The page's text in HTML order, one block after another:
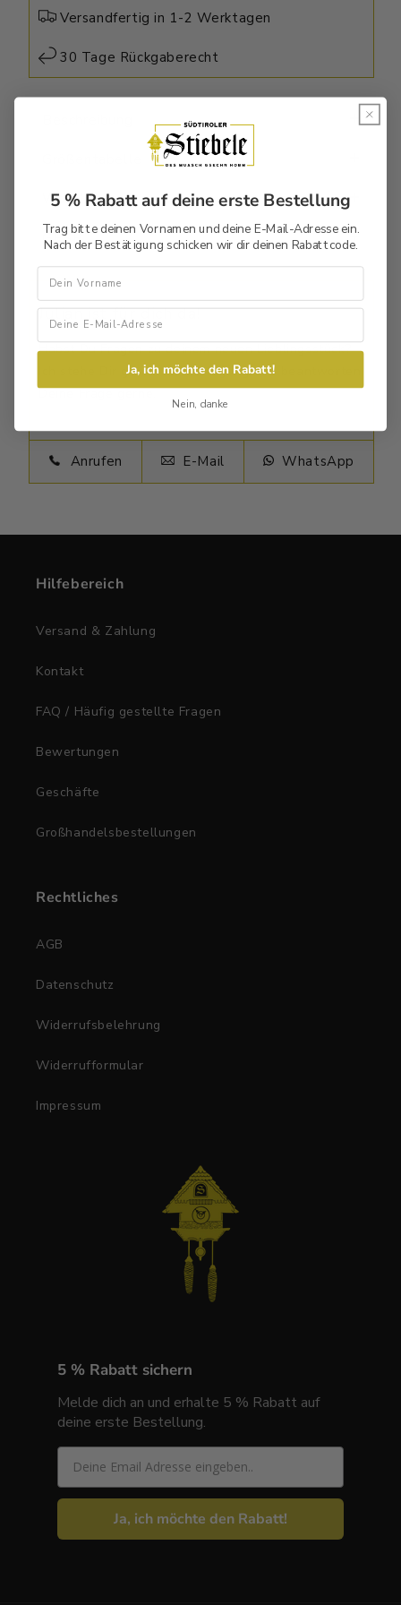
Premium
Premium
Versandfertig in 1-2 Werktagen
30 Tage Rückgaberecht
Waschtipps
GPSR
Julian ist für dich da!
Habst Du Fragen zu deinem neuen Lieblingsstück?
Ich stehe Dir gerne zur Verfügung und beantworten
Deine Frage gerne.
Anrufen E-Mail WhatsApp
Hilfebereich
Versand & Zahlung
Kontakt
FAQ / Häufig gestellte Fragen
Bewertungen
Geschäfte
Großhandelsbestellungen
Rechtliches
AGB
Datenschutz
Widerrufsbelehrung
Widerrufformular
Impressum
5 % Rabatt sichern
Melde dich an und erhalte 5 % Rabatt auf
deine erste Bestellung.
Email
Ja, ich möchte den Rabatt!
5 % Rabatt auf deine erste Bestellung
Trag bitte deinen Vornamen und deine E-Mail-Adresse ein.
Nach der Bestätigung schicken wir dir deinen Rabattcode.
Vorname
Ja, ich möchte den Rabatt!
Nein, danke